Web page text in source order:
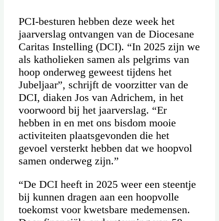
PCI-besturen hebben deze week het
jaarverslag ontvangen van de Diocesane
Caritas Instelling (DCI). “In 2025 zijn we
als katholieken samen als pelgrims van
hoop onderweg geweest tijdens het
Jubeljaar”, schrijft de voorzitter van de
DCI, diaken Jos van Adrichem, in het
voorwoord bij het jaarverslag. “Er
hebben in en met ons bisdom mooie
activiteiten plaatsgevonden die het
gevoel versterkt hebben dat we hoopvol
samen onderweg zijn.”
“De DCI heeft in 2025 weer een steentje
bij kunnen dragen aan een hoopvolle
toekomst voor kwetsbare medemensen.